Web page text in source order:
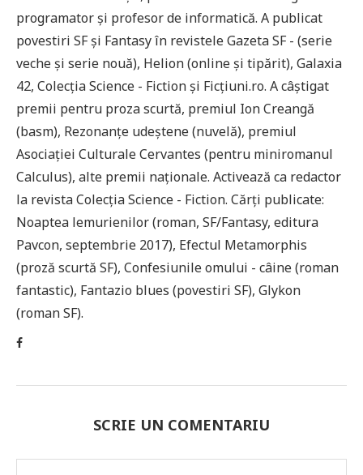
programator și profesor de informatică. A publicat
povestiri SF și Fantasy în revistele Gazeta SF - (serie
veche și serie nouă), Helion (online și tipărit), Galaxia
42, Colecția Science - Fiction și Ficțiuni.ro. A câștigat
premii pentru proza scurtă, premiul Ion Creangă
(basm), Rezonanțe udeștene (nuvelă), premiul
Asociației Culturale Cervantes (pentru miniromanul
Calculus), alte premii naționale. Activează ca redactor
la revista Colecția Science - Fiction. Cărți publicate:
Noaptea lemurienilor (roman, SF/Fantasy, editura
Pavcon, septembrie 2017), Efectul Metamorphis
(proză scurtă SF), Confesiunile omului - câine (roman
fantastic), Fantazio blues (povestiri SF), Glykon
(roman SF).
SCRIE UN COMENTARIU